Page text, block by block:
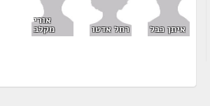
איתן כבל רחל אדטו
אורי
מקלב